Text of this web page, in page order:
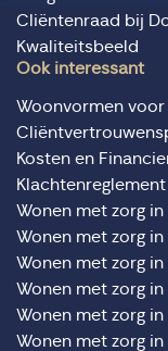
Cliëntenraad bij
Kwaliteitsbeeld
Ook interessant
Woonvormen
Kosten en
Klachtenreglement
Wonen met zorg
Wonen met zorg
Wonen met zorg
Wonen met zorg
Wonen met zorg
Wonen met zorg in